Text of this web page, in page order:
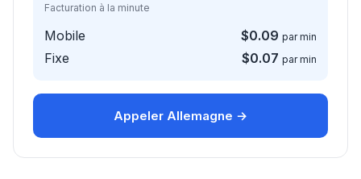
Facturation à la minute
Mobile $0.09 par min
Fixe $0.07 par min
Appeler Allemagne →